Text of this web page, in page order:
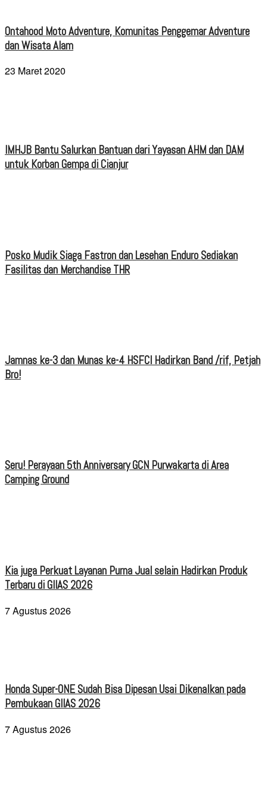
Ontahood Moto Adventure, Komunitas Penggemar Adventure
dan Wisata Alam
23 Maret 2020
IMHJB Bantu Salurkan Bantuan dari Yayasan AHM dan DAM
untuk Korban Gempa di Cianjur
Posko Mudik Siaga Fastron dan Lesehan Enduro Sediakan
Fasilitas dan Merchandise THR
Jamnas ke-3 dan Munas ke-4 HSFCI Hadirkan Band /rif, Petjah
Bro!
Seru! Perayaan 5th Anniversary GCN Purwakarta di Area
Camping Ground
Kia juga Perkuat Layanan Purna Jual selain Hadirkan Produk
Terbaru di GIIAS 2026
7 Agustus 2026
Honda Super-ONE Sudah Bisa Dipesan Usai Dikenalkan pada
Pembukaan GIIAS 2026
7 Agustus 2026